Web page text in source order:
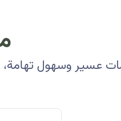
عسير وسهول تهامة،